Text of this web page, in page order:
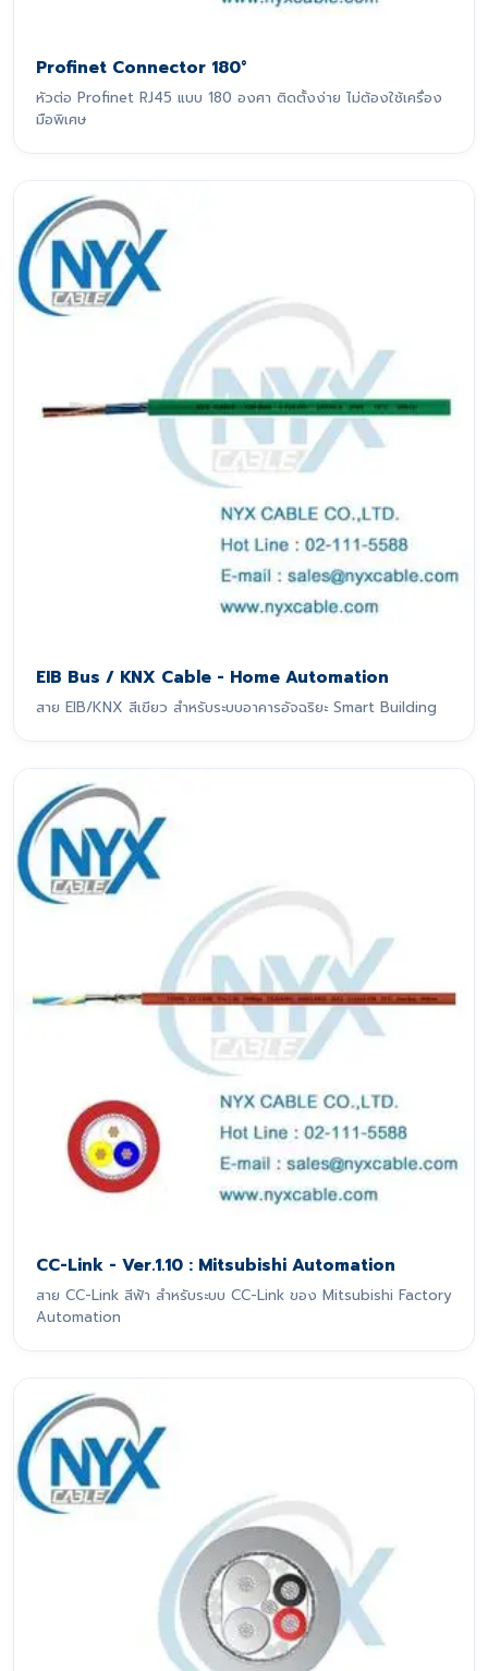
Profinet Connector 180°
หัวต่อ Profinet RJ45 แบบ 180 องศา ติดตั้งง่าย ไม่ต้องใช้เครื่อง
มือพิเศษ
EIB Bus / KNX Cable - Home Automation
สาย EIB/KNX สีเขียว สำหรับระบบอาคารอัจฉริยะ Smart Building
CC-Link - Ver.1.10 : Mitsubishi Automation
สาย CC-Link สีฟ้า สำหรับระบบ CC-Link ของ Mitsubishi Factory
Automation